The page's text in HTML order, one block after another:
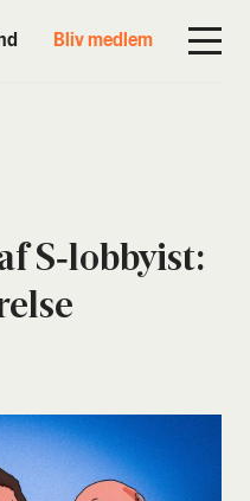
Bliv medlem
S‑lobbyist: